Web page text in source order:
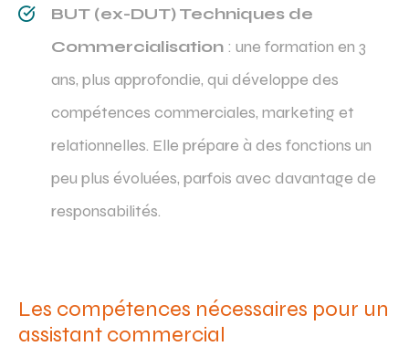
BUT (ex-DUT) Techniques de
Commercialisation : une formation en 3
ans, plus approfondie, qui développe des
compétences commerciales, marketing et
relationnelles. Elle prépare à des fonctions un
peu plus évoluées, parfois avec davantage de
responsabilités.
Les compétences nécessaires pour un
assistant commercial